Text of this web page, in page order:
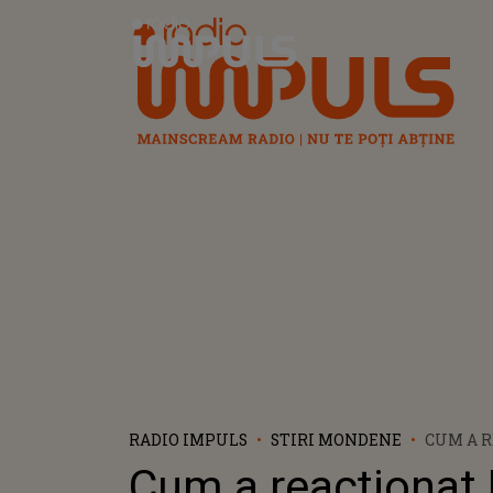
Radio Impuls
RADIO IMPULS STIRI MONDENE
CUM A
CE A